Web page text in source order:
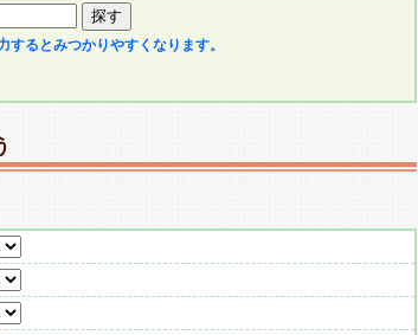
するとみつかりやすくなります。